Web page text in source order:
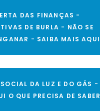
DAS FINANÇAS -
DE BURLA - NÃO SE
- SAIBA MAIS AQUI
DA LUZ E DO GÁS -
O QUE PRECISA DE SABER